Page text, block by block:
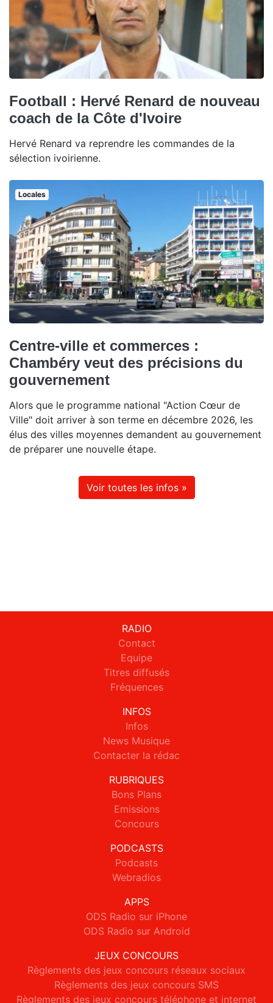
Football : Hervé Renard de nouveau
coach de la Côte d'Ivoire
Hervé Renard va reprendre les commandes de la
sélection ivoirienne.
Locales
Centre-ville et commerces :
Chambéry veut des précisions du
gouvernement
Alors que le programme national "Action Cœur de
Ville" doit arriver à son terme en décembre 2026, les
élus des villes moyennes demandent au gouvernement
de préparer une nouvelle étape.
Voir toutes les infos »
RADIO
Contact
Equipe
Titres diffusés
Fréquences
INFOS
Infos
News Musique
Contacter la rédac
RUBRIQUES
Bons Plans
Emissions
Concours
PODCASTS
Podcasts
Webradios
APPS
ODS Radio sur iPhone
ODS Radio sur Android
JEUX CONCOURS
Règlements des jeux concours réseaux sociaux
Règlements des jeux concours SMS
Règlements des jeux concours téléphone et internet